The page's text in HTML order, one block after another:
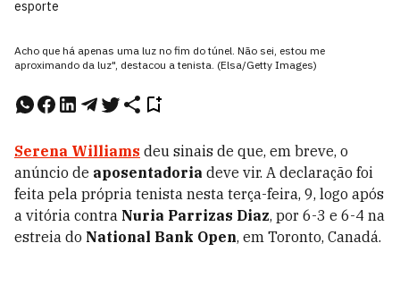
esporte
Acho que há apenas uma luz no fim do túnel. Não sei, estou me
aproximando da luz", destacou a tenista. (Elsa/Getty Images)
Serena Williams deu sinais de que, em breve, o
anúncio de aposentadoria deve vir. A declaração foi
feita pela própria tenista nesta terça-feira, 9, logo após
a vitória contra Nuria Parrizas Diaz, por 6-3 e 6-4 na
estreia do National Bank Open, em Toronto, Canadá.